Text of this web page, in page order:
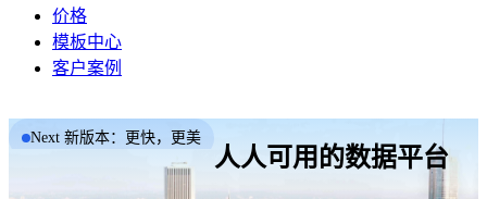
价格
模板中心
客户案例
Next 新版本：更快，更美
人人可用的数据平台